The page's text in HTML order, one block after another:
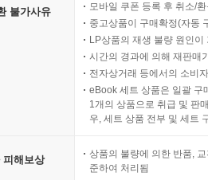
불가사유
모바일 쿠폰 등록 후 취소/
중고상품이 구매확정(자동
LP상품의 재생 불량 원인
시간의 경과에 의해 재판매
전자상거래 등에서의 소비
eBook 세트 상품은 일괄 구
1개의 상품으로 취급 및 판
우, 세트 상품 전부 및 세트
피해보상
상품의 불량에 의한 반품,
준하여 처리됨